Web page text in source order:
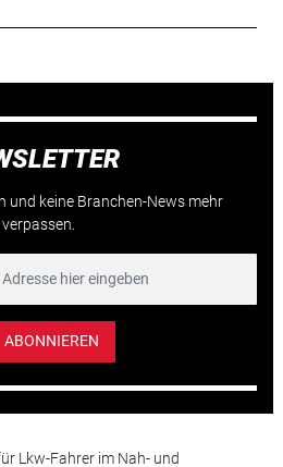
und keine Branchen-News mehr
verpassen.
ABONNIEREN
Lkw-Fahrer im Nah- und